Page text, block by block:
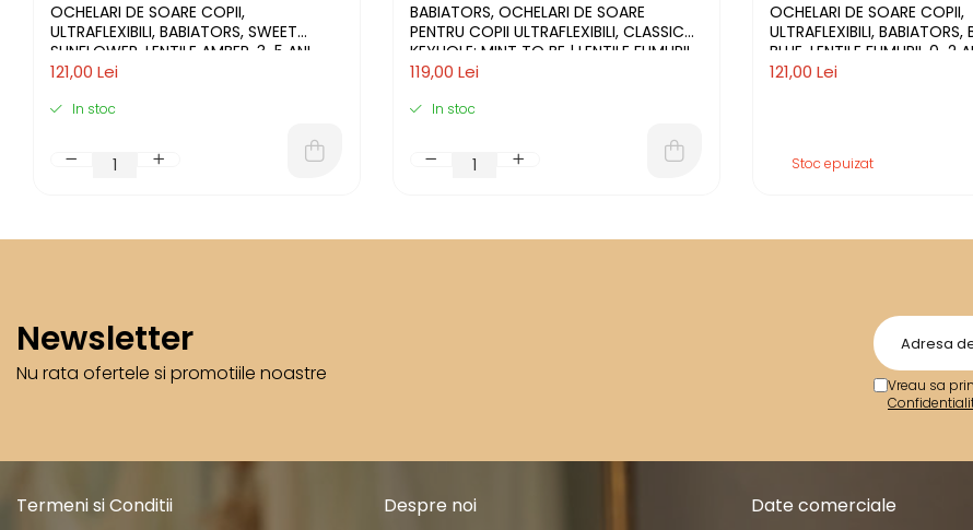
OCHELARI DE SOARE COPII,
ULTRAFLEXIBILI, BABIATORS, SWEET
SUNFLOWER, LENTILE AMBER, 3-5 ANI
121,00 Lei
In stoc
BABIATORS, OCHELARI DE SOARE
PENTRU COPII ULTRAFLEXIBILI, CLASSIC
KEYHOLE: MINT TO BE | LENTILE FUMURII
119,00 Lei
In stoc
OCHELARI DE SOARE COPII,
ULTRAFLEXIBILI, BABIATORS, BERMUDA
BLUE, LENTILE FUMURII, 0-2
121,00 Lei
Stoc epuizat
Newsletter
Nu rata ofertele si promotiile noastre Vreau sa
Termeni si Conditii Despre noi Date comerciale